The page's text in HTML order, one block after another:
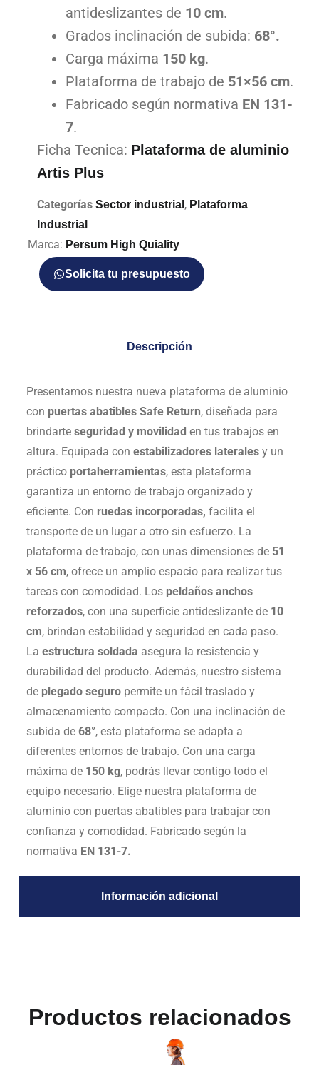
antideslizantes de 10 cm.
Grados inclinación de subida: 68°.
Carga máxima 150 kg.
Plataforma de trabajo de 51×56 cm.
Fabricado según normativa EN 131-
7.
Ficha Tecnica: Plataforma de aluminio
Artis Plus
Categorías Sector industrial , Plataforma
Industrial
Marca: Persum High Quiality
Solicita tu presupuesto
Descripción
Información adicional
Presentamos nuestra nueva plataforma de aluminio
con puertas abatibles Safe Return, diseñada para
brindarte seguridad y movilidad en tus trabajos en
altura. Equipada con estabilizadores lateralesy un
práctico portaherramientas, esta plataforma
garantiza un entorno de trabajo organizado y
eficiente. Con ruedas incorporadas, facilita el
transporte de un lugar a otro sin esfuerzo. La
plataforma de trabajo, con unas dimensiones de 51
x 56 cm, ofrece un amplio espacio para realizar tus
tareas con comodidad. Los peldaños anchos
reforzados, con una superficie antideslizante de 10
cm, brindan estabilidad y seguridad en cada paso.
La estructura soldada asegura la resistencia y
durabilidad del producto. Además, nuestro sistema
de plegado seguropermite un fácil traslado y
almacenamiento compacto. Con una inclinación de
subida de 68°, esta plataforma se adapta a
diferentes entornos de trabajo. Con una carga
máxima de 150 kg, podrás llevar contigo todo el
equipo necesario. Elige nuestra plataforma de
aluminio con puertas abatibles para trabajar con
confianza y comodidad. Fabricado según la
normativa EN 131-7.
Productos relacionados